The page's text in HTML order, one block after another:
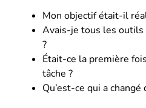
Mon objectif était-il
Avais-je tous les outils
?
Était-ce la première
tâche ?
Qu’est-ce qui a